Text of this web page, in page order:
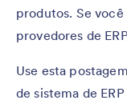
produtos. Se
provedores de
Use esta
de sistema de